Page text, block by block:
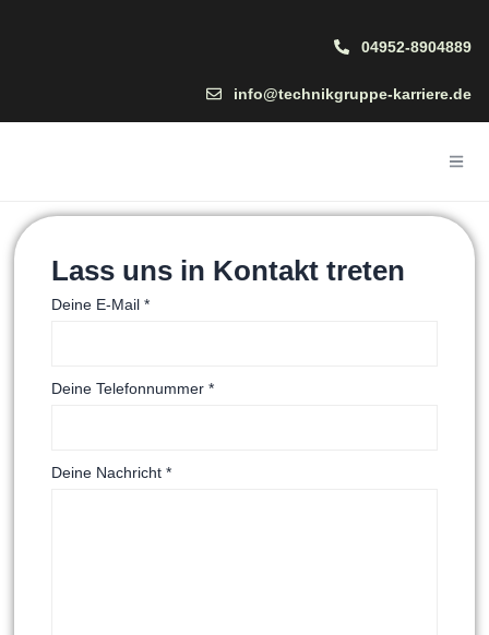
04952-8904889
info@technikgruppe-karriere.de
Lass uns in Kontakt treten
Deine E-Mail *
Deine Telefonnummer *
Deine Nachricht *